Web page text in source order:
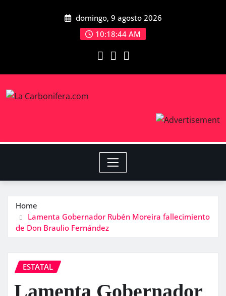
domingo, 9 agosto 2026
10:18:44 AM
Home
Lamenta Gobernador Rubén Moreira fallecimiento
de Don Braulio Fernández
ESTATAL
Lamenta Gobernador